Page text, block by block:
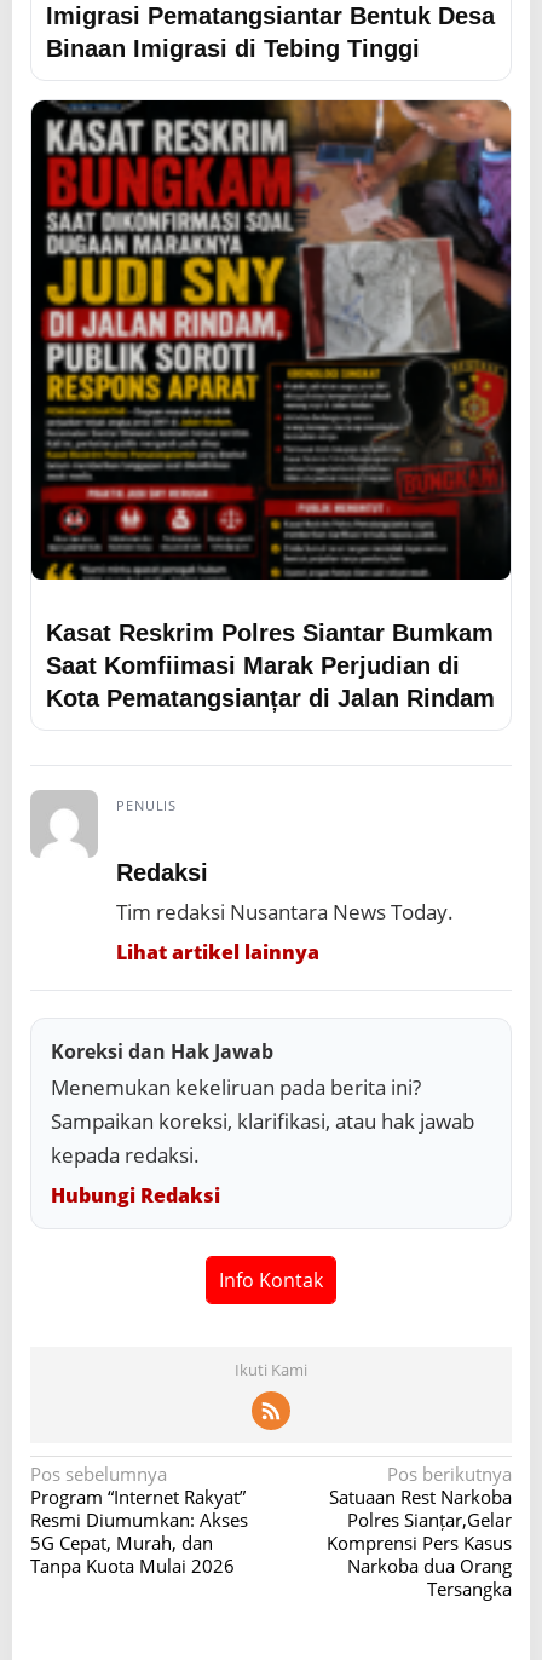
Imigrasi Pematangsiantar Bentuk Desa
Binaan Imigrasi di Tebing Tinggi
Kasat Reskrim Polres Siantar Bumkam
Saat Komfiimasi Marak Perjudian di
Kota Pematangsianțar di Jalan Rindam
PENULIS
Redaksi
Tim redaksi Nusantara News Today.
Lihat artikel lainnya
Koreksi dan Hak Jawab
Menemukan kekeliruan pada berita ini?
Sampaikan koreksi, klarifikasi, atau hak jawab
kepada redaksi.
Hubungi Redaksi
Info Kontak
Ikuti Kami
N
a
v
i
Pos sebelumnya
Program “Internet Rakyat”
Resmi Diumumkan: Akses
5G Cepat, Murah, dan
Tanpa Kuota Mulai 2026
Pos berikutnya
Satuaan Rest Narkoba
Polres Sianțar,Gelar
Komprensi Pers Kasus
Narkoba dua Orang
Tersangka